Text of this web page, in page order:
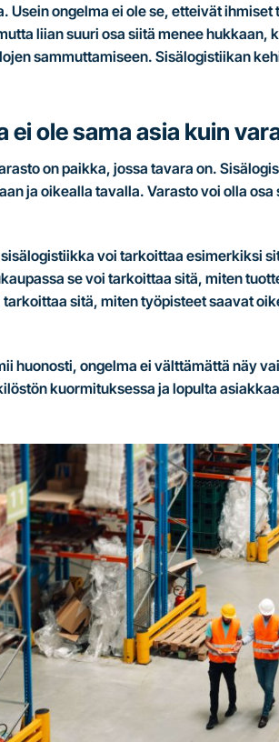
Usein ongelma ei ole se, etteivät
liian suuri osa siitä menee
sammuttamiseen. Sisälogistiikan
ei ole sama asia kuin
on paikka, jossa tavara on.
ja oikealla tavalla. Varasto voi olla
voi tarkoittaa esimerkiksi
se voi tarkoittaa sitä, miten
tarkoittaa sitä, miten työpisteet saavat
huonosti, ongelma ei välttämättä näy
kuormituksessa ja lopulta